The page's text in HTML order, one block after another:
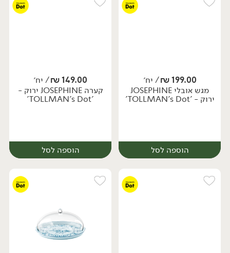
יח׳ יח׳
199.00
₪/ יח׳
מגש אובלי JOSEPHINE
ירוק - 'TOLLMAN's Dot'
הוספה לסל
149.00
₪/ יח׳
קערה JOSEPHINE ירוק -
'TOLLMAN's Dot'
הוספה לסל